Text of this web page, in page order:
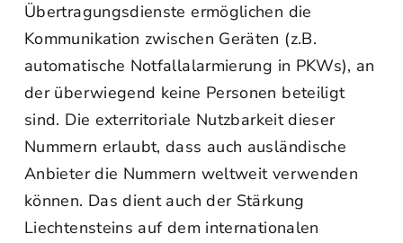
Übertragungsdienste ermöglichen die
Kommunikation zwischen Geräten (z.B.
automatische Notfallalarmierung in PKWs), an
der überwiegend keine Personen beteiligt
sind. Die exterritoriale Nutzbarkeit dieser
Nummern erlaubt, dass auch ausländische
Anbieter die Nummern weltweit verwenden
können. Das dient auch der Stärkung
Liechtensteins auf dem internationalen